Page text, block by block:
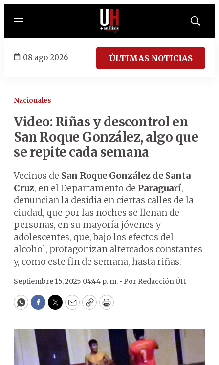
Menú
Mostrar
08 ago 2026 ÚLTIMAS NOTICIAS
Nacionales
Video: Riñas y descontrol en
San Roque González, algo que
se repite cada semana
Vecinos de San Roque González de Santa
Cruz, en el Departamento de Paraguarí,
denuncian la desidia en ciertas calles de la
ciudad, que por las noches se llenan de
personas, en su mayoría jóvenes y
adolescentes, que, bajo los efectos del
alcohol, protagonizan altercados constantes
y, como este fin de semana, hasta riñas.
Septiembre 15, 2025 04:44 p. m. • Por Redacción ÚH
WhatsApp
Facebook
Twitter
EmailCopyPrint